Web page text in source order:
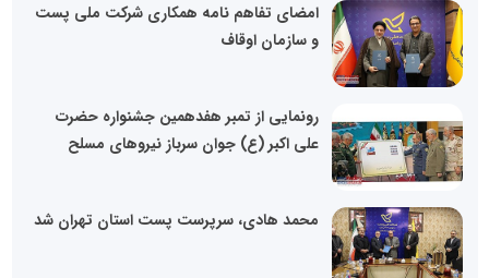
امضای تفاهم نامه همکاری شرکت ملی پست
و سازمان اوقاف
رونمایی از تمبر هفدهمین جشنواره حضرت
علی اکبر (ع) جوان سرباز نیروهای مسلح
محمد هادی، سرپرست پست استان تهران شد